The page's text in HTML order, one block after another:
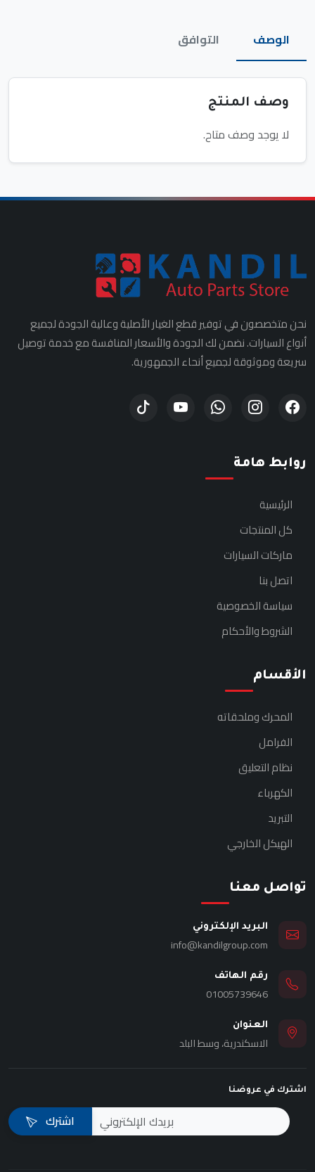
الوصف التوافق
وصف المنتج
لا يوجد وصف متاح.
نحن متخصصون في توفير قطع الغيار الأصلية وعالية الجودة لجميع
أنواع السيارات. نضمن لك الجودة والأسعار المنافسة مع خدمة توصيل
سريعة وموثوقة لجميع أنحاء الجمهورية.
روابط هامة
الرئيسية
كل المنتجات
ماركات السيارات
اتصل بنا
سياسة الخصوصية
الشروط والأحكام
الأقسام
المحرك وملحقاته
الفرامل
نظام التعليق
الكهرباء
التبريد
الهيكل الخارجي
تواصل معنا
البريد الإلكتروني
info@kandilgroup.com
رقم الهاتف
01005739646
العنوان
الاسكندرية، وسط البلد
اشترك في عروضنا
اشترك